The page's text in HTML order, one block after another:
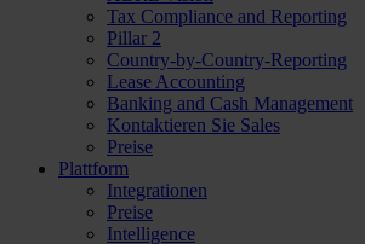
Tax Compliance and Reporting
Pillar 2
Country-by-Country-Reporting
Lease Accounting
Banking and Cash Management
Kontaktieren Sie Sales
Preise
Plattform
Integrationen
Preise
Intelligence